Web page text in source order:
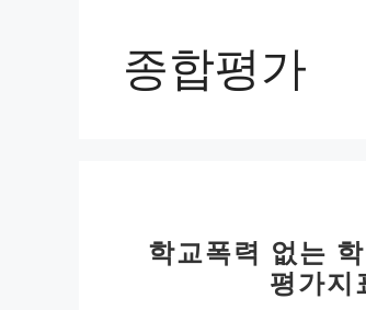
종합평가
학교폭력 없는
평가지